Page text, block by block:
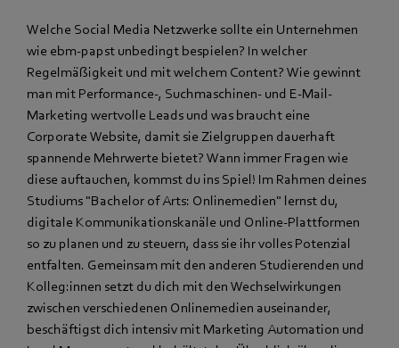
Welche Social Media Netzwerke sollte ein Unternehmen
wie ebm‑papst unbedingt bespielen? In welcher
Regelmäßigkeit und mit welchem Content? Wie gewinnt
man mit Performance-, Suchmaschinen- und E-Mail-
Marketing wertvolle Leads und was braucht eine
Corporate Website, damit sie Zielgruppen dauerhaft
spannende Mehrwerte bietet? Wann immer Fragen wie
diese auftauchen, kommst du ins Spiel! Im Rahmen deines
Studiums "Bachelor of Arts: Onlinemedien" lernst du,
digitale Kommunikationskanäle und Online-Plattformen
so zu planen und zu steuern, dass sie ihr volles Potenzial
entfalten. Gemeinsam mit den anderen Studierenden und
Kolleg:innen setzt du dich mit den Wechselwirkungen
zwischen verschiedenen Onlinemedien auseinander,
beschäftigst dich intensiv mit Marketing Automation und